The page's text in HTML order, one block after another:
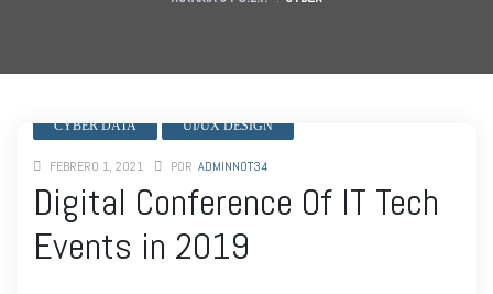
CYBER DATA UI/UX DESIGN
FEBRERO 1, 2021 POR ADMINNOT34
Digital Conference Of IT Tech
Events in 2019